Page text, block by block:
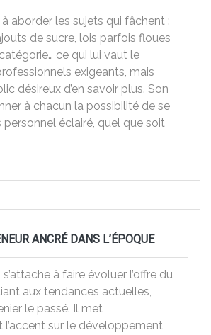
à aborder les sujets qui fâchent :
de sucre, lois parfois floues
ce qui lui vaut le
exigeants, mais
désireux d’en savoir plus. Son
à chacun la possibilité de se
personnel éclairé, quel que soit
ANCRÉ DANS L’ÉPOQUE
à faire évoluer l’offre du
aux tendances actuelles,
le passé. Il met
l’accent sur le développement